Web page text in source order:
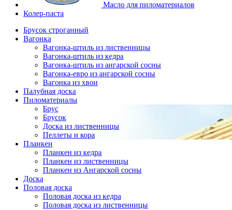
Масло для пиломатериалов
Колер-паста
Брусок строганный
Вагонка
Вагонка-штиль из лиственницы
Вагонка-штиль из кедра
Вагонка-штиль из ангарской сосны
Вагонка-евро из ангарской сосны
Вагонка из хвои
Палубная доска
Пиломатериалы
Брус
Брусок
Доска из лиственницы
Пеллеты и кора
Планкен
Планкен из кедра
Планкен из лиственницы
Планкен из Ангарской сосны
Доска
Половая доска
Половая доска из кедра
Половая доска из лиственницы